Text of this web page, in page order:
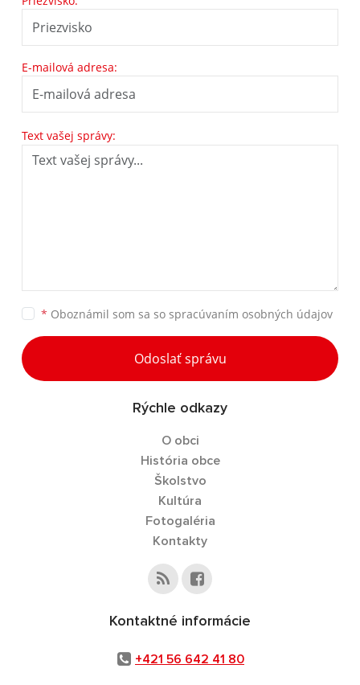
E-mailová adresa:
Text vašej správy:
* Oboznámil som sa so spracúvaním osobných údajov
Odoslať správu
Rýchle odkazy
O obci
História obce
Školstvo
Kultúra
Fotogaléria
Kontakty
Kontaktné informácie
+421 56 642 41 80